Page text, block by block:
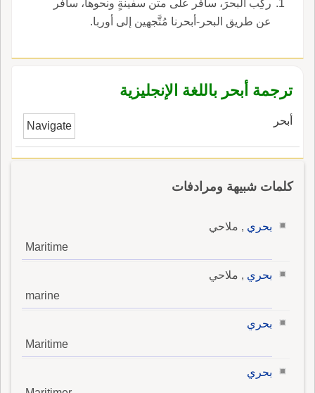
ركِب البحرَ، سافر على متن سفينةٍ ونحوها، سافر
عن طريق البحر-أبحرنا مُتَّجهين إلى أوربا.
ترجمة أبحر باللغة الإنجليزية
أبحر Navigate
كلمات شبيهة ومرادفات
بحري , ملاحي
Maritime
بحري , ملاحي
marine
بحري
Maritime
بحري